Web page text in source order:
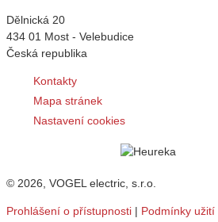
Dělnická 20
434 01 Most - Velebudice
Česká republika
Kontakty
Mapa stránek
Nastavení cookies
© 2026, VOGEL electric, s.r.o.
Prohlášení o přístupnosti | Podmínky užití